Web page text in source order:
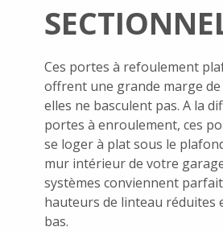
Ces portes à refoulement
offrent une grande marge
elles ne basculent pas. A la
portes à enroulement, ces
se loger à plat sous le
mur intérieur de votre
systèmes conviennent
hauteurs de linteau réduites
bas.